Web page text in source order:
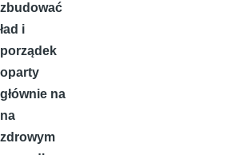
zbudować
ład i
porządek
oparty
głównie na
na
zdrowym